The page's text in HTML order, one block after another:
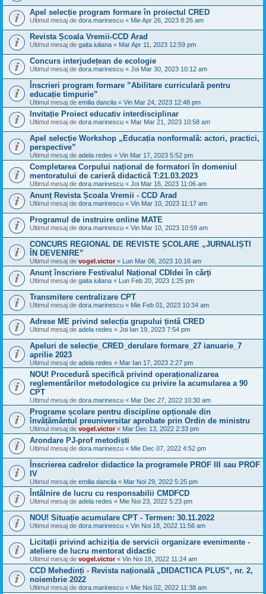
Apel selecție program formare în proiectul CRED
Ultimul mesaj de dora.marinescu « Mie Apr 26, 2023 8:26 am
Revista Școala Vremii-CCD Arad
Ultimul mesaj de gaita iuliana « Mar Apr 11, 2023 12:59 pm
Concurs interjudețean de ecologie
Ultimul mesaj de dora.marinescu « Joi Mar 30, 2023 10:12 am
Înscrieri program formare ”Abilitare curriculară pentru
educație timpurie”
Ultimul mesaj de emilia dancila « Vin Mar 24, 2023 12:48 pm
Invitație Proiect educativ interdisciplinar
Ultimul mesaj de dora.marinescu « Mar Mar 21, 2023 10:58 am
Apel selecție Workshop „Educația nonformală: actori, practici,
perspective”
Ultimul mesaj de adela redes « Vin Mar 17, 2023 5:52 pm
Completarea Corpului național de formatori în domeniul
mentoratului de carieră didactică T:21.03.2023
Ultimul mesaj de dora.marinescu « Joi Mar 16, 2023 11:06 am
Anunț Revista Școala Vremii - CCD Arad
Ultimul mesaj de dora.marinescu « Vin Mar 10, 2023 11:17 am
Programul de instruire online MATE
Ultimul mesaj de dora.marinescu « Vin Mar 10, 2023 10:59 am
CONCURS REGIONAL DE REVISTE ȘCOLARE „JURNALIȘTI
ÎN DEVENIRE”
Ultimul mesaj de vogel.victor« Lun Mar 06, 2023 10:16 am
Anunț înscriere Festivalul Național CDIdei în cărți
Ultimul mesaj de gaita iuliana « Lun Feb 20, 2023 1:25 pm
Transmitere centralizare CPT
Ultimul mesaj de dora.marinescu « Mie Feb 01, 2023 10:34 am
Adrese ME privind selecția grupului țintă CRED
Ultimul mesaj de adela redes « Joi Ian 19, 2023 7:54 pm
Apeluri de selecție_CRED_derulare formare_27 ianuarie_7
aprilie 2023
Ultimul mesaj de adela redes « Mar Ian 17, 2023 2:27 pm
NOU! Procedură specifică privind operaționalizarea
reglementărilor metodologice cu privire la acumularea a 90
CPT
Ultimul mesaj de dora.marinescu « Mar Dec 27, 2022 10:30 am
Programe școlare pentru discipline opționale din
învățământul preuniversitar aprobate prin Ordin de ministru
Ultimul mesaj de vogel.victor« Mar Dec 13, 2022 2:33 pm
Arondare PJ-prof metodiști
Ultimul mesaj de dora.marinescu « Mie Dec 07, 2022 4:52 pm
Înscrierea cadrelor didactice la programele PROF III sau PROF
IV
Ultimul mesaj de emilia dancila « Mar Noi 29, 2022 5:25 pm
Întâlnire de lucru cu responsabilii CMDFCD
Ultimul mesaj de adela redes « Mie Noi 23, 2022 5:23 pm
NOU! Situație acumulare CPT - Termen: 30.11.2022
Ultimul mesaj de dora.marinescu « Vin Noi 18, 2022 11:56 am
Licitații privind achiziția de servicii organizare evenimente -
ateliere de lucru mentorat didactic
Ultimul mesaj de vogel.victor« Vin Noi 18, 2022 11:24 am
CCD Mehedinți - Revista națională „DIDACTICA PLUS”, nr. 2,
noiembrie 2022
Ultimul mesaj de dora.marinescu « Mie Noi 02, 2022 11:38 am